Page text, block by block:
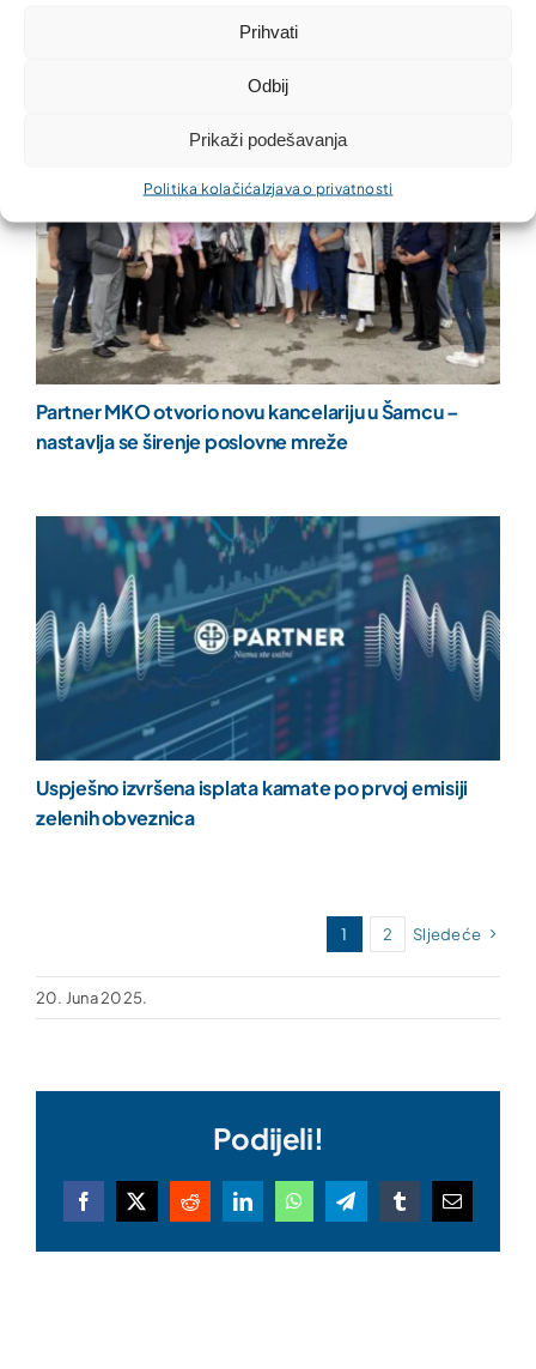
Prihvati
Odbij
Prikaži podešavanja
Politika kolačića Izjava o privatnosti
Partner MKO otvorio novu kancelariju u Šamcu –
nastavlja se širenje poslovne mreže
Uspješno izvršena isplata kamate po prvoj emisiji
zelenih obveznica
1 2 Sljedeće
20. Juna 2025.
Podijeli!
Facebook
X RedditLinkedInWhatsAppTelegramTumblrEmail